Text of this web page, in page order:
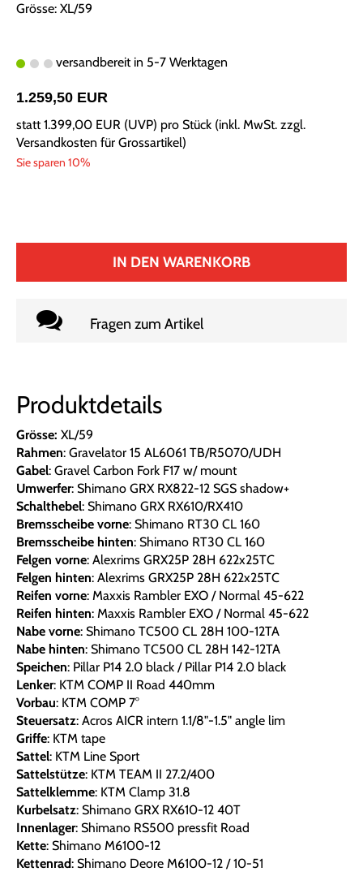
Grösse: XL/59
versandbereit in 5-7 Werktagen
1.259,50 EUR
statt1.399,00 EUR (UVP) pro Stück (inkl. MwSt. zzgl.
Versandkosten für Grossartikel)
Sie sparen 10%
IN DEN WARENKORB
Fragen zum Artikel
Produktdetails
Grösse: XL/59
Rahmen: Gravelator 15 AL6061 TB/R5070/UDH
Gabel: Gravel Carbon Fork F17 w/ mount
Umwerfer: Shimano GRX RX822-12 SGS shadow+
Schalthebel: Shimano GRX RX610/RX410
Bremsscheibe vorne: Shimano RT30 CL 160
Bremsscheibe hinten: Shimano RT30 CL 160
Felgen vorne: Alexrims GRX25P 28H 622x25TC
Felgen hinten: Alexrims GRX25P 28H 622x25TC
Reifen vorne: Maxxis Rambler EXO / Normal 45-622
Reifen hinten: Maxxis Rambler EXO / Normal 45-622
Nabe vorne: Shimano TC500 CL 28H 100-12TA
Nabe hinten: Shimano TC500 CL 28H 142-12TA
Speichen: Pillar P14 2.0 black / Pillar P14 2.0 black
Lenker: KTM COMP II Road 440mm
Vorbau: KTM COMP 7°
Steuersatz: Acros AICR intern 1.1/8"-1.5" angle lim
Griffe: KTM tape
Sattel: KTM Line Sport
Sattelstütze: KTM TEAM II 27.2/400
Sattelklemme: KTM Clamp 31.8
Kurbelsatz: Shimano GRX RX610-12 40T
Innenlager: Shimano RS500 pressfit Road
Kette: Shimano M6100-12
Kettenrad: Shimano Deore M6100-12 / 10-51